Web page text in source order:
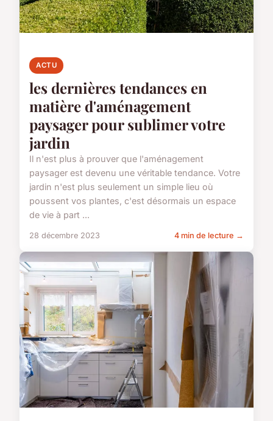
ACTU
les dernières tendances en
matière d'aménagement
paysager pour sublimer votre
jardin
Il n'est plus à prouver que l'aménagement
paysager est devenu une véritable tendance. Votre
jardin n'est plus seulement un simple lieu où
poussent vos plantes, c'est désormais un espace
de vie à part ...
28 décembre 2023 4 min de lecture →